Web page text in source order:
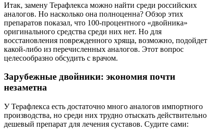
Итак, замену Терафлекса можно найти среди российских
аналогов. Но насколько она полноценна? Обзор этих
препаратов показал, что 100-процентного «двойника»
оригинального средства среди них нет. Но для
восстановления поврежденного хряща, возможно, подойдет
какой-либо из перечисленных аналогов. Этот вопрос
целесообразно обсудить с врачом.
Зарубежные двойники: экономия почти
незаметна
У Терафлекса есть достаточно много аналогов импортного
производства, но среди них трудно отыскать действительно
дешевый препарат для лечения суставов. Судите сами: